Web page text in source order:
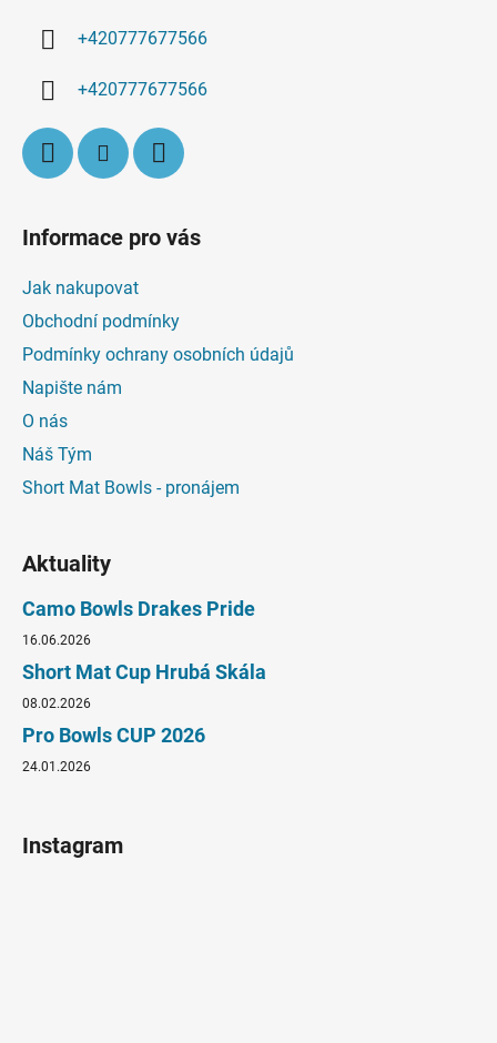
+420777677566
+420777677566
Informace pro vás
Jak nakupovat
Obchodní podmínky
Podmínky ochrany osobních údajů
Napište nám
O nás
Náš Tým
Short Mat Bowls - pronájem
Aktuality
Camo Bowls Drakes Pride
16.06.2026
Short Mat Cup Hrubá Skála
08.02.2026
Pro Bowls CUP 2026
24.01.2026
Instagram